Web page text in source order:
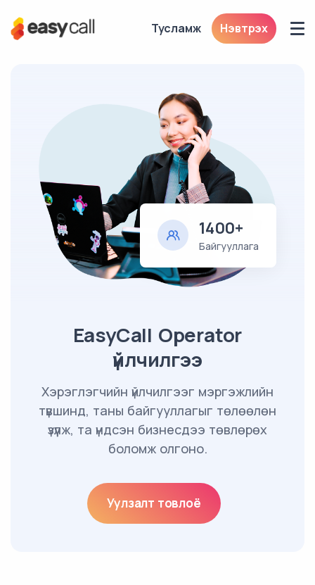
Тусламж Нэвтрэх
1400+
Байгууллага
EasyCall Operator
үйлчилгээ
Хэрэглэгчийн үйлчилгээг мэргэжлийн
түвшинд, таны байгууллагыг төлөөлөн
үзүүлж, та үндсэн бизнесдээ төвлөрөх
боломж олгоно.
Уулзалт товлоё